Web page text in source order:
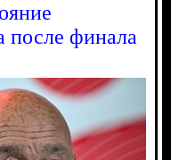
после финала